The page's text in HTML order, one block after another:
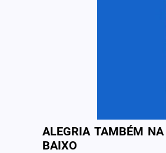
ALEGRIA TAMBÉM
BAIXO